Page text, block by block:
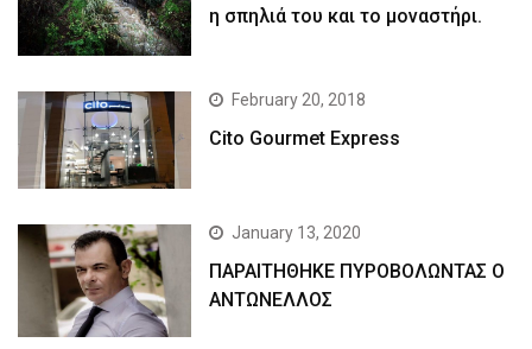
η σπηλιά του και το μοναστήρι.
February 20, 2018
Cito Gourmet Express
January 13, 2020
ΠΑΡΑΙΤΗΘΗΚΕ ΠΥΡΟΒΟΛΩΝΤΑΣ Ο
ΑΝΤΩΝΕΛΛΟΣ